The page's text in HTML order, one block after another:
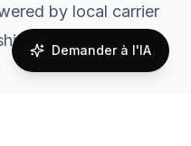
by local carrier
Demander à l'IA